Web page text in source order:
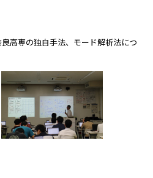
高専の独自手法、モード解析法につ